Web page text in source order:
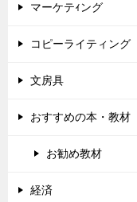
マーケテｨング
コピーライティング
文房具
おすすめの本・教材
お勧め教材
経済